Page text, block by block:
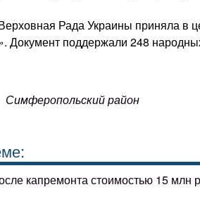
Рада Украины приняла в
Документ поддержали 248
Симферопольский район
капремонта стоимостью 15 млн